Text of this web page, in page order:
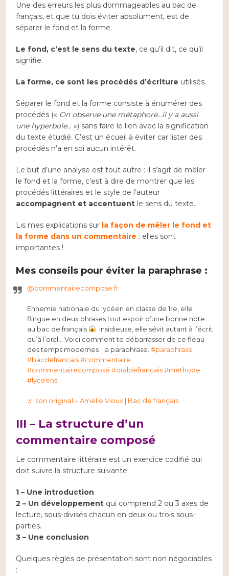
Une des erreurs les plus dommageables au bac de
français, et que tu dois éviter absolument, est de
séparer le fond et la forme.
Le fond, c’est le sens du texte, ce qu’il dit, ce qu’il
signifie.
La forme, ce sont les procédés d’écriture utilisés.
Séparer le fond et la forme consiste à énumérer des
procédés (« On observe une métaphore…il y a aussi
une hyperbole... ») sans faire le lien avec la signification
du texte étudié. C’est un écueil à éviter car lister des
procédés n’a en soi aucun intérêt.
Le but d’une analyse est tout autre : il s’agit de mêler
le fond et la forme, c’est à dire de montrer que les
procédés littéraires et le style de l’auteur
accompagnent et accentuent le sens du texte.
Lis mes explications sur la façon de mêler le fond et
la forme dans un commentaire : elles sont
importantes !
Mes conseils pour éviter la paraphrase :
@commentairecompose.fr
Ennemie nationale du lycéen en classe de 1re, elle
flingue en deux phrases tout espoir d’une bonne note
au bac de français
. Insidieuse, elle sévit autant à l’écrit
qu’à l’oral… Voici comment te débarrasser de ce fléau
des temps modernes : la paraphrase.#paraphrase
#bacdefrancais #commentaire
#commentairecomposé #oraldefrancais #methode
#lyceens
♬ son original – Amélie Vioux | Bac de français
III – La structure d’un
commentaire composé
Le commentaire littéraire est un exercice codifié qui
doit suivre la structure suivante :
1 – Une introduction
2 – Un développement qui comprend 2 ou 3 axes de
lecture, sous-divisés chacun en deux ou trois sous-
parties.
3 – Une conclusion
Quelques règles de présentation sont non négociables
: